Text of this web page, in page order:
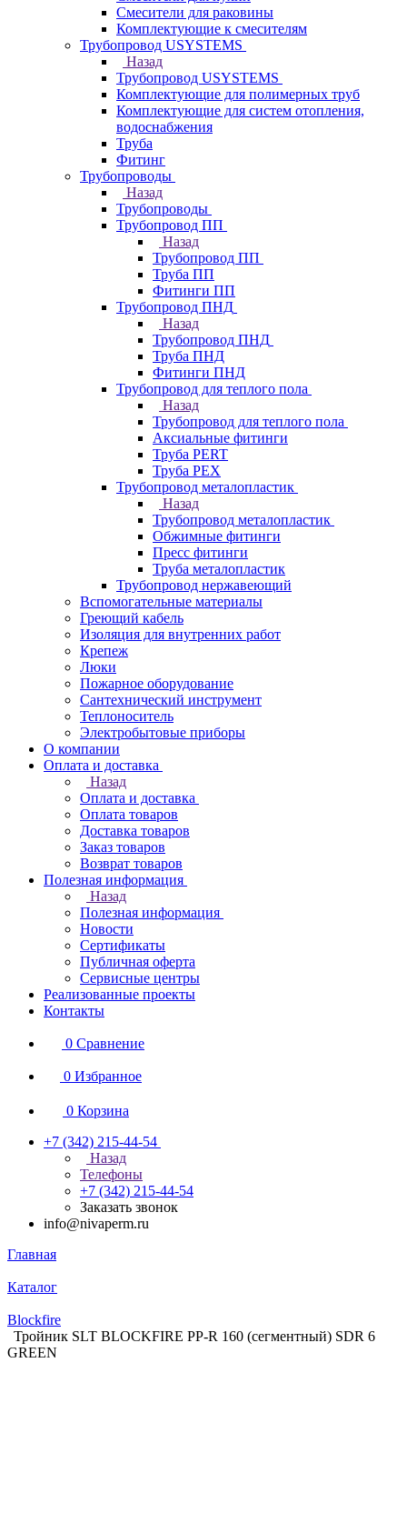
Смесители для раковины
Комплектующие к смесителям
Трубопровод USYSTEMS
Назад
Трубопровод USYSTEMS
Комплектующие для полимерных труб
Комплектующие для систем отопления,
водоснабжения
Труба
Фитинг
Трубопроводы
Назад
Трубопроводы
Трубопровод ПП
Назад
Трубопровод ПП
Труба ПП
Фитинги ПП
Трубопровод ПНД
Назад
Трубопровод ПНД
Труба ПНД
Фитинги ПНД
Трубопровод для теплого пола
Назад
Трубопровод для теплого пола
Аксиальные фитинги
Труба PERT
Труба PEX
Трубопровод металопластик
Назад
Трубопровод металопластик
Обжимные фитинги
Пресс фитинги
Труба металопластик
Трубопровод нержавеющий
Вспомогательные материалы
Греющий кабель
Изоляция для внутренних работ
Крепеж
Люки
Пожарное оборудование
Сантехнический инструмент
Теплоноситель
Электробытовые приборы
О компании
Оплата и доставка
Назад
Оплата и доставка
Оплата товаров
Доставка товаров
Заказ товаров
Возврат товаров
Полезная информация
Назад
Полезная информация
Новости
Сертификаты
Публичная оферта
Сервисные центры
Реализованные проекты
Контакты
0 Сравнение
0 Избранное
0 Корзина
+7 (342) 215-44-54
Назад
Телефоны
+7 (342) 215-44-54
Заказать звонок
info@nivaperm.ru
Главная
Каталог
Blockfire
Тройник SLT BLOCKFIRE PP-R 160 (сегментный) SDR 6
GREEN